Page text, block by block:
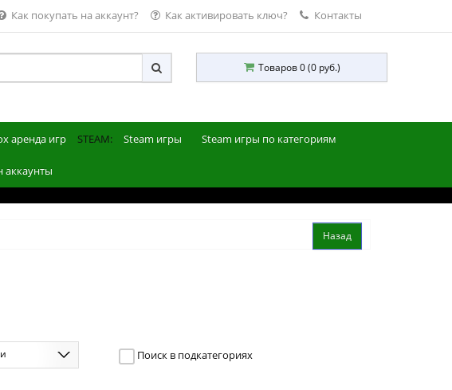
Как покупать на аккаунт? Как активировать ключ? Контакты
Товаров 0 (0 руб.)
аренда игр STEAM: Steam игры Steam игры по категориям
аккаунты
Поиск в подкатегориях